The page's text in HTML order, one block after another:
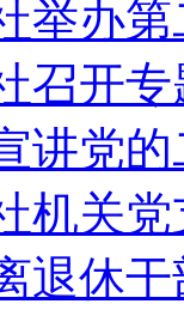
举办
召开
讲党
机关
退休